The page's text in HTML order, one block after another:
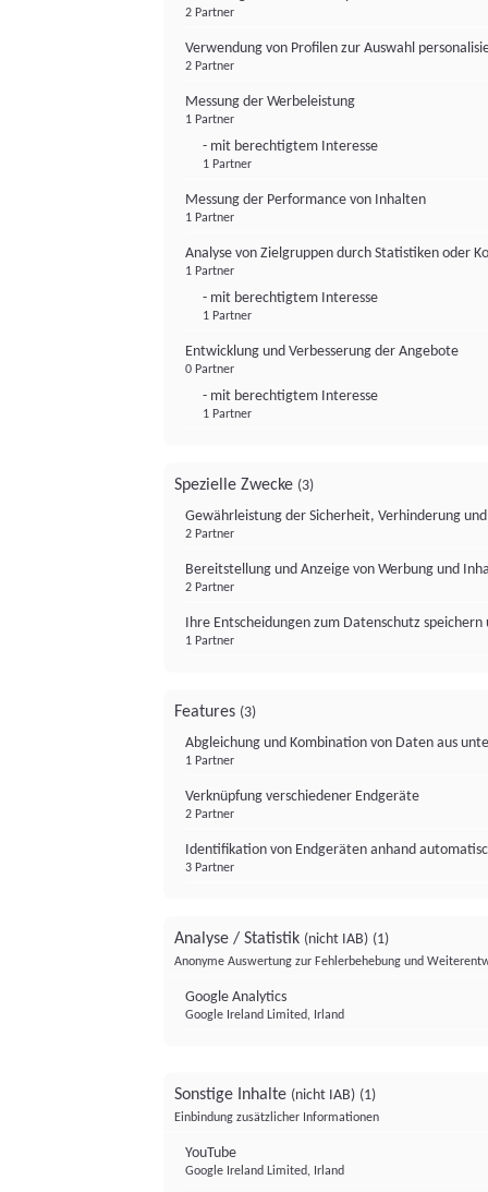
2 Partner
Verwendung von Profilen zur Auswahl
2 Partner
Messung der Werbeleistung
1 Partner
- mit berechtigtem Interesse
1 Partner
Messung der Performance von Inhalten
1 Partner
Analyse von Zielgruppen durch Statistiken oder
1 Partner
- mit berechtigtem Interesse
1 Partner
Entwicklung und Verbesserung der Angebote
0 Partner
- mit berechtigtem Interesse
1 Partner
Spezielle Zwecke (3)
Gewährleistung der Sicherheit, Verhinderung
2 Partner
Bereitstellung und Anzeige von Werbung und
2 Partner
Ihre Entscheidungen zum Datenschutz
1 Partner
Features (3)
Abgleichung und Kombination von Daten aus
1 Partner
Verknüpfung verschiedener Endgeräte
2 Partner
Identifikation von Endgeräten anhand
3 Partner
Analyse / Statistik (nicht IAB) (1)
Anonyme Auswertung zur Fehlerbehebung und
Google Analytics
Google Ireland Limited, Irland
Sonstige Inhalte (nicht IAB) (1)
Einbindung zusätzlicher Informationen
YouTube
Google Ireland Limited, Irland